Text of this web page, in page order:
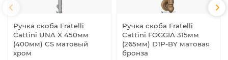
Ручка скоба Fratelli
Cattini UNA X 450мм
(400мм) CS матовый
хром
Ручка скоба Fratelli
Cattini FOGGIA 315мм
(265мм) D1P-BY матовая
бронза